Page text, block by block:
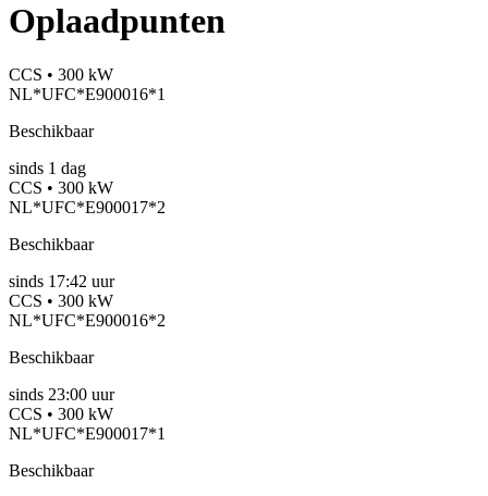
Oplaadpunten
CCS • 300 kW
NL*UFC*E900016*1
Beschikbaar
sinds 1 dag
CCS • 300 kW
NL*UFC*E900017*2
Beschikbaar
sinds 17:42 uur
CCS • 300 kW
NL*UFC*E900016*2
Beschikbaar
sinds 23:00 uur
CCS • 300 kW
NL*UFC*E900017*1
Beschikbaar